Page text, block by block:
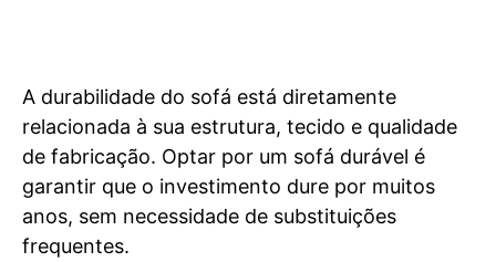
A durabilidade do sofá está diretamente
relacionada à sua estrutura, tecido e qualidade
de fabricação. Optar por um sofá durável é
garantir que o investimento dure por muitos
anos, sem necessidade de substituições
frequentes.